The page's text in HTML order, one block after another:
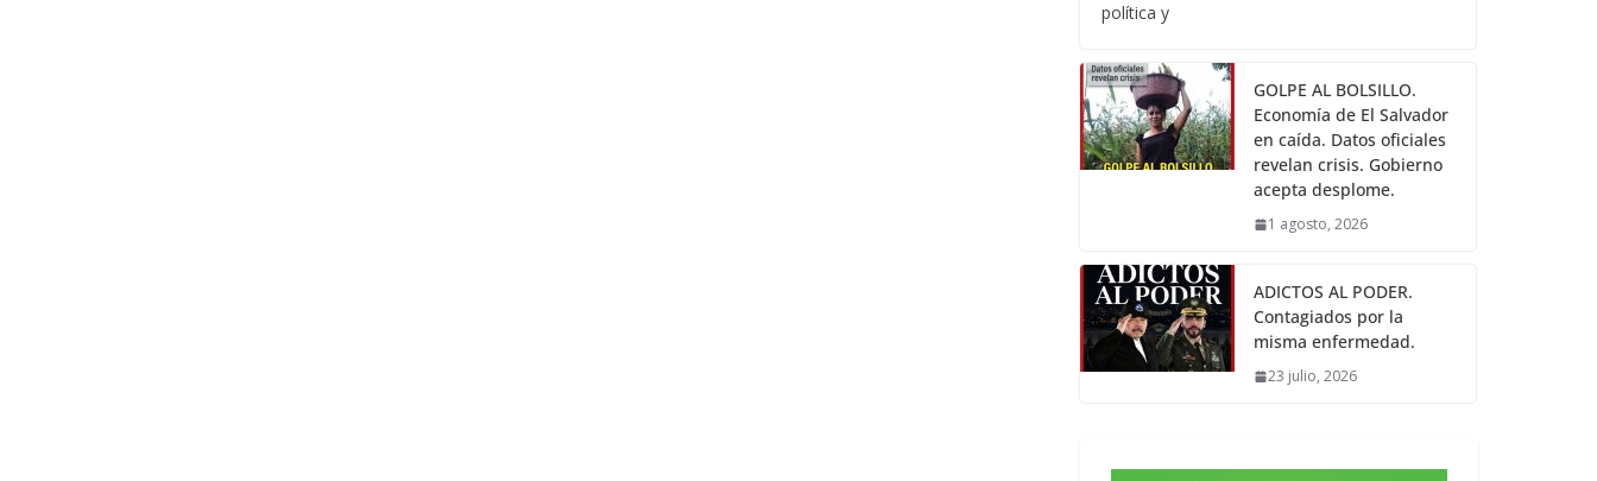
política y
GOLPE AL BOLSILLO.
Economía de El Salvador
en caída. Datos oficiales
revelan crisis. Gobierno
acepta desplome.
1 agosto, 2026
ADICTOS AL PODER.
Contagiados por la
misma enfermedad.
23 julio, 2026